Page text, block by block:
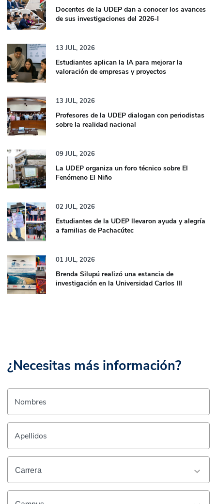
Docentes de la UDEP dan a conocer los avances
de sus investigaciones del 2026-I
13 JUL, 2026
Estudiantes aplican la IA para mejorar la
valoración de empresas y proyectos
13 JUL, 2026
Profesores de la UDEP dialogan con periodistas
sobre la realidad nacional
09 JUL, 2026
La UDEP organiza un foro técnico sobre El
Fenómeno El Niño
02 JUL, 2026
Estudiantes de la UDEP llevaron ayuda y alegría
a familias de Pachacútec
01 JUL, 2026
Brenda Silupú realizó una estancia de
investigación en la Universidad Carlos III
¿Necesitas más información?
Nombres
Apellidos